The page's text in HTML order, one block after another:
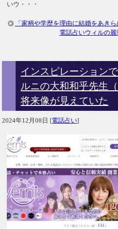
いウ・・・
「家柄や学歴を理由に結婚をあき
電話占いウィルの
インスピレーション
ルニの大和和乎先生
将来像が見えていた
2024年12月08日 [電話占い]